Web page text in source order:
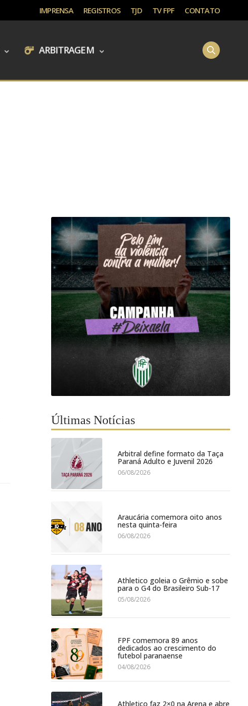
IMPRENSA REGISTROS TJD TV FPF CONTATO
ARBITRAGEM
Últimas Notícias
Arbitral define formato da Taça
Paraná Adulto e Juvenil 2026
06/08/2026
Araucária comemora oito anos
nesta quinta-feira
06/08/2026
Athletico goleia o Grêmio e sobe
para o G4 do Brasileiro Sub-17
05/08/2026
FPF comemora 89 anos
dedicados ao crescimento do
futebol paranaense
04/08/2026
Athletico faz 2×0 na Arena e abre